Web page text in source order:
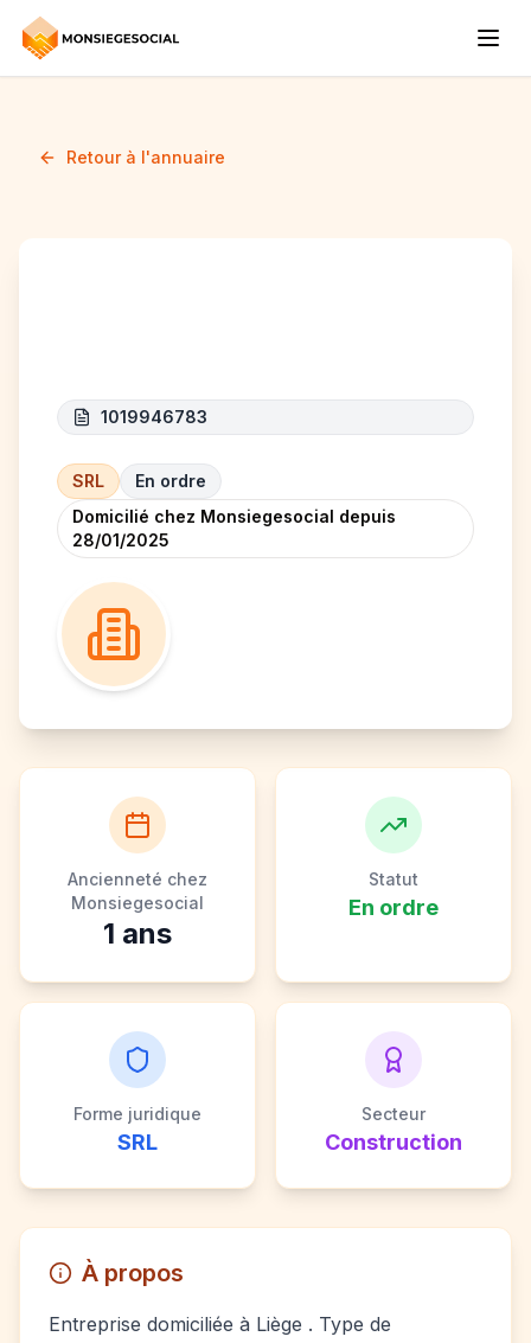
Retour à l'annuaire
1019946783
SRL
En ordre
Domicilié chez Monsiegesocial depuis
28/01/2025
Ancienneté chez
Monsiegesocial
1 ans
Statut
En ordre
Forme juridique
SRL
Secteur
Construction
À propos
Entreprise domiciliée à Liège . Type de